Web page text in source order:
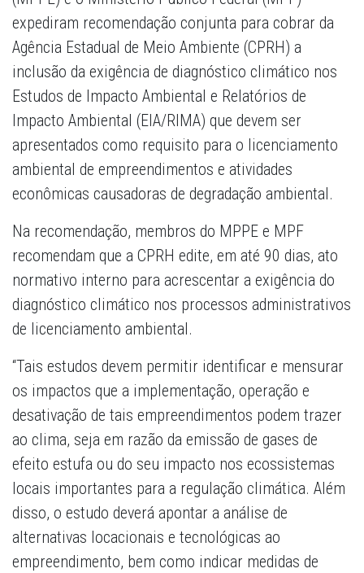
expediram recomendação conjunta para cobrar da
Agência Estadual de Meio Ambiente (CPRH) a
inclusão da exigência de diagnóstico climático nos
Estudos de Impacto Ambiental e Relatórios de
Impacto Ambiental (EIA/RIMA) que devem ser
apresentados como requisito para o licenciamento
ambiental de empreendimentos e atividades
econômicas causadoras de degradação ambiental.
Na recomendação, membros do MPPE e MPF
recomendam que a CPRH edite, em até 90 dias, ato
normativo interno para acrescentar a exigência do
diagnóstico climático nos processos administrativos
de licenciamento ambiental.
“Tais estudos devem permitir identificar e mensurar
os impactos que a implementação, operação e
desativação de tais empreendimentos podem trazer
ao clima, seja em razão da emissão de gases de
efeito estufa ou do seu impacto nos ecossistemas
locais importantes para a regulação climática. Além
disso, o estudo deverá apontar a análise de
alternativas locacionais e tecnológicas ao
empreendimento, bem como indicar medidas de